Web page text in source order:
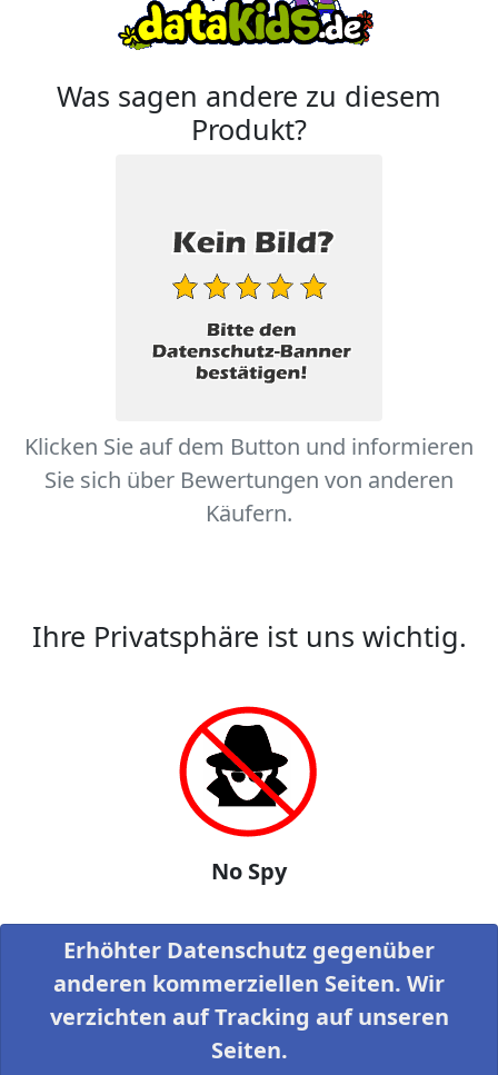
Was sagen andere zu diesem
Produkt?
Klicken Sie auf dem Button und informieren
Sie sich über Bewertungen von anderen
Käufern.
Ihre Privatsphäre ist uns wichtig.
No Spy
Erhöhter Datenschutz gegenüber
anderen kommerziellen Seiten. Wir
verzichten auf Tracking auf unseren
Seiten.